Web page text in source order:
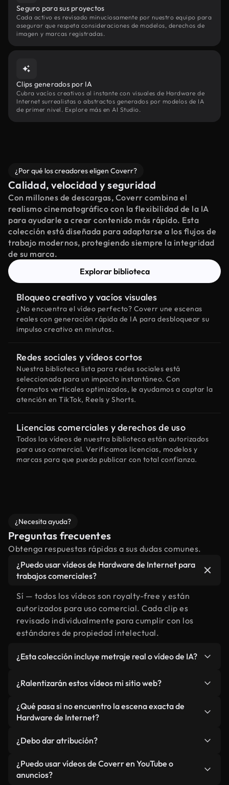
Seguro para sus proyectos
Cada activo es revisado minuciosamente por nuestro equipo para
asegurar que respeta consideraciones de modelos, derechos de
imagen y marcas registradas.
Clips generados por IA
Cubra vacíos creativos al instante con visuales de Hardware de
Internet surrealistas o abstractos generados por modelos de IA
de primer nivel. Explore más en AI Studio.
¿Por qué los creadores eligen Coverr?
Calidad, velocidad y seguridad
Con millones de descargas, Coverr combina el
realismo cinematográfico con la flexibilidad de la IA
para ayudarle a crear contenido más rápido. Esta
colección está diseñada para adaptarse a los flujos de
trabajo modernos, protegiendo siempre la integridad
de su marca.
Explorar biblioteca
Bloqueo creativo y vacíos visuales
¿No encuentra el vídeo perfecto? Coverr une escenas
reales con generación rápida de IA para desbloquear su
impulso creativo en minutos.
Redes sociales y vídeos cortos
Nuestra biblioteca lista para redes sociales está
seleccionada para un impacto instantáneo. Con
formatos verticales optimizados, le ayudamos a captar la
atención en TikTok, Reels y Shorts.
Licencias comerciales y derechos de uso
Todos los vídeos de nuestra biblioteca están autorizados
para uso comercial. Verificamos licencias, modelos y
marcas para que pueda publicar con total confianza.
¿Necesita ayuda?
Preguntas frecuentes
Obtenga respuestas rápidas a sus dudas comunes.
¿Puedo usar vídeos de Hardware de Internet para
trabajos comerciales?
Sí — todos los vídeos son royalty-free y están
autorizados para uso comercial. Cada clip es
revisado individualmente para cumplir con los
estándares de propiedad intelectual.
¿Esta colección incluye metraje real o vídeo de IA?
relacionado con Hardware de Internet y vídeos
generados por IA. Todo está claramente
etiquetado.
¿Ralentizarán estos vídeos mi sitio web?
No si selecciona nuestras versiones optimizadas
para web, diseñadas específicamente para uso de
métricas como LCP.
¿Qué pasa si no encuentro la escena exacta de
Hardware de Internet?
Studio. Describe la escena, como "Hardware de
Internet al atardecer", y la IA la generará en
segundos conforme a nuestros estándares.
¿Debo dar atribución?
No es necesario. Todos los vídeos en nuestra
biblioteca son royalty-free, aunque siempre se
¿Puedo usar vídeos de Coverr en YouTube o
anuncios?